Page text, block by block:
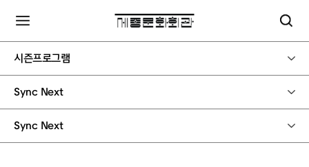
시즌프로그램
Sync Next
Sync Next